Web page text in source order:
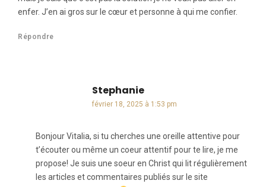
enfer. J’en ai gros sur le cœur et personne à qui me confier.
Répondre
Stephaniedit :
février 18, 2025 à 1:53 pm
Bonjour Vitalia, si tu cherches une oreille attentive pour
t’écouter ou même un coeur attentif pour te lire, je me
propose! Je suis une soeur en Christ qui lit régulièrement
les articles et commentaires publiés sur le site